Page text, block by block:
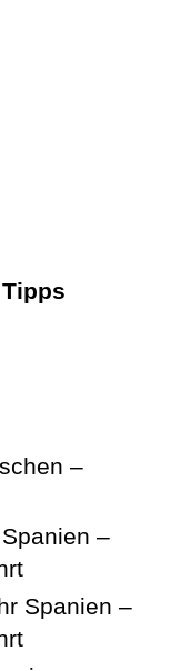
–
–
Spanien –